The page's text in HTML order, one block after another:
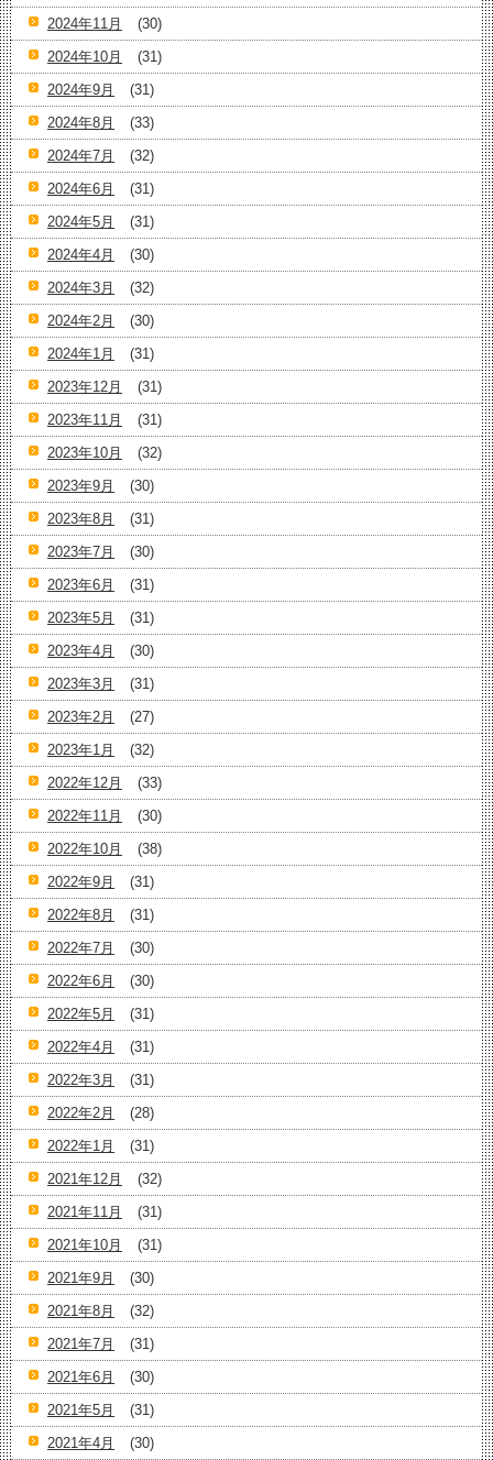
2024年11月
(30)
2024年10月
(31)
2024年9月
(31)
2024年8月
(33)
2024年7月
(32)
2024年6月
(31)
2024年5月
(31)
2024年4月
(30)
2024年3月
(32)
2024年2月
(30)
2024年1月
(31)
2023年12月
(31)
2023年11月
(31)
2023年10月
(32)
2023年9月
(30)
2023年8月
(31)
2023年7月
(30)
2023年6月
(31)
2023年5月
(31)
2023年4月
(30)
2023年3月
(31)
2023年2月
(27)
2023年1月
(32)
2022年12月
(33)
2022年11月
(30)
2022年10月
(38)
2022年9月
(31)
2022年8月
(31)
2022年7月
(30)
2022年6月
(30)
2022年5月
(31)
2022年4月
(31)
2022年3月
(31)
2022年2月
(28)
2022年1月
(31)
2021年12月
(32)
2021年11月
(31)
2021年10月
(31)
2021年9月
(30)
2021年8月
(32)
2021年7月
(31)
2021年6月
(30)
2021年5月
(31)
2021年4月
(30)